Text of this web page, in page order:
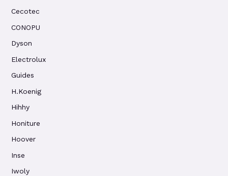
Cecotec
CONOPU
Dyson
Electrolux
Guides
H.Koenig
Hihhy
Honiture
Hoover
Inse
Iwoly